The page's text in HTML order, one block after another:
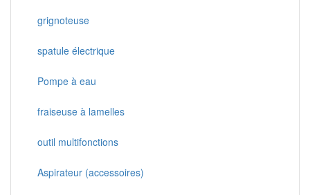
grignoteuse
spatule électrique
Pompe à eau
fraiseuse à lamelles
outil multifonctions
Aspirateur (accessoires)